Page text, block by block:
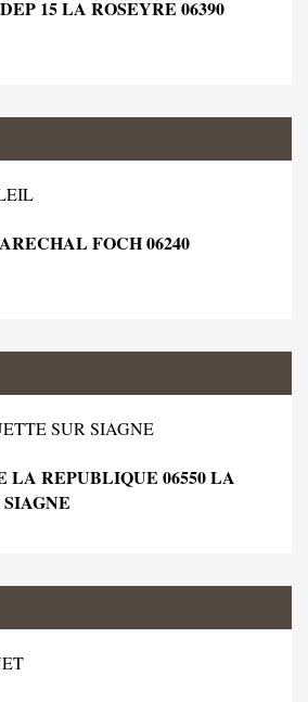
15 LA ROSEYRE 06390
FOCH 06240
SUR SIAGNE
LA REPUBLIQUE 06550 LA